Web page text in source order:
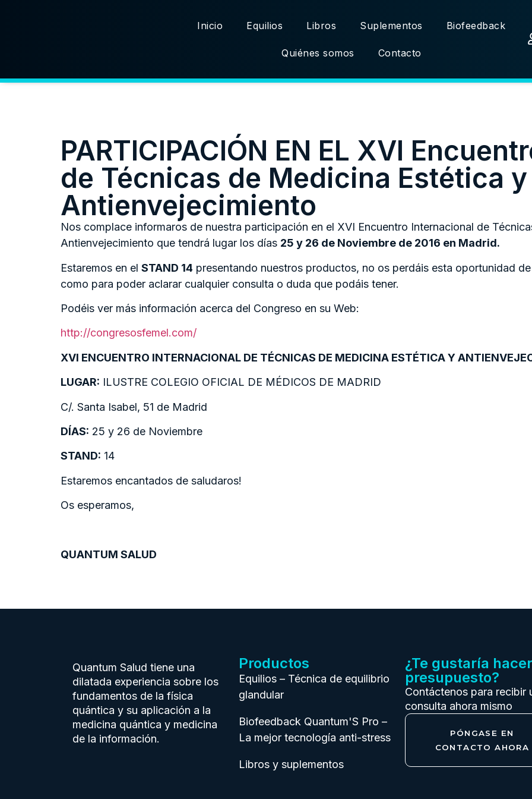
Inicio Equilios Libros Suplementos Biofeedback
Quiénes somos Contacto
PARTICIPACIÓN EN EL XVI
de Técnicas de Medicina Estética y
Antienvejecimiento
Nos complace informaros de nuestra participación en el XVI Encuentro Internacional de
Antienvejecimiento que tendrá lugar los días 25 y 26 de Noviembre de 2016 en Madrid.
Estaremos en el STAND 14 presentando nuestros productos, no os perdáis esta oportunidad
como para poder aclarar cualquier consulta o duda que podáis tener.
Podéis ver más información acerca del Congreso en su Web:
http://congresosfemel.com/
XVI ENCUENTRO INTERNACIONAL DE TÉCNICAS DE MEDICINA ESTÉTICA Y
LUGAR: ILUSTRE COLEGIO OFICIAL DE MÉDICOS DE MADRID
C/. Santa Isabel, 51 de Madrid
DÍAS: 25 y 26 de Noviembre
STAND: 14
Estaremos encantados de saludaros!
Os esperamos,
QUANTUM SALUD
Quantum Salud tiene una
dilatada experiencia sobre los
fundamentos de la física
quántica y su aplicación a la
medicina quántica y medicina
de la información.
Productos
Equilios – Técnica de equilibrio
glandular
Biofeedback Quantum'S Pro –
La mejor tecnología anti-stress
Libros y suplementos
¿Te gustaría
presupuesto?
Contáctenos para recibir
consulta ahora mismo
PÓNGASE EN
CONTACTO AHORA